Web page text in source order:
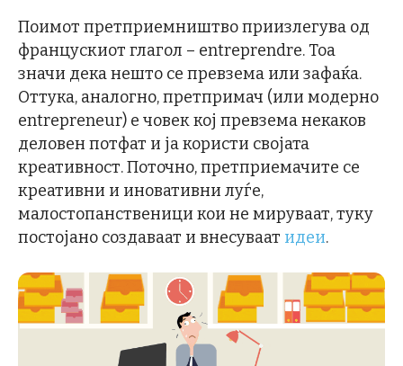
Поимот претприемништво приизлегува од
францускиот глагол – entreprendre. Тоа
значи дека нешто се превзема или зафаќа.
Оттука, аналогно, претпримач (или модерно
entrepreneur) е човек кој превзема некаков
деловен потфат и ја користи својата
креативност. Поточно, претприемачите се
креативни и иновативни луѓе,
малостопанственици кои не мируваат, туку
постојано создаваат и внесуваат идеи.